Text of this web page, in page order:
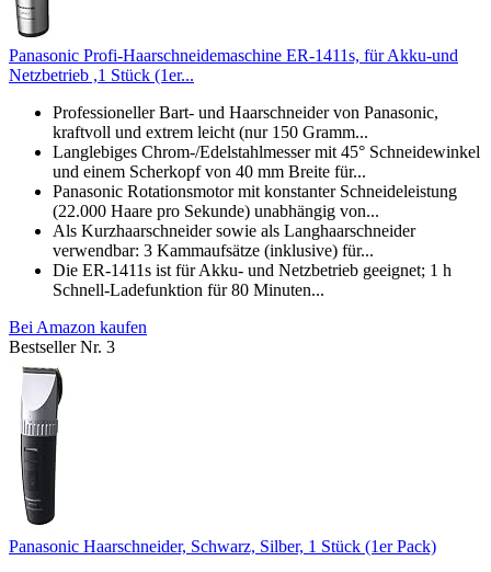
Panasonic Profi-Haarschneidemaschine ER-1411s, für Akku-und
Netzbetrieb ,1 Stück (1er...
Professioneller Bart- und Haarschneider von Panasonic,
kraftvoll und extrem leicht (nur 150 Gramm...
Langlebiges Chrom-/Edelstahlmesser mit 45° Schneidewinkel
und einem Scherkopf von 40 mm Breite für...
Panasonic Rotationsmotor mit konstanter Schneideleistung
(22.000 Haare pro Sekunde) unabhängig von...
Als Kurzhaarschneider sowie als Langhaarschneider
verwendbar: 3 Kammaufsätze (inklusive) für...
Die ER-1411s ist für Akku- und Netzbetrieb geeignet; 1 h
Schnell-Ladefunktion für 80 Minuten...
Bei Amazon kaufen
Bestseller Nr. 3
Panasonic Haarschneider, Schwarz, Silber, 1 Stück (1er Pack)